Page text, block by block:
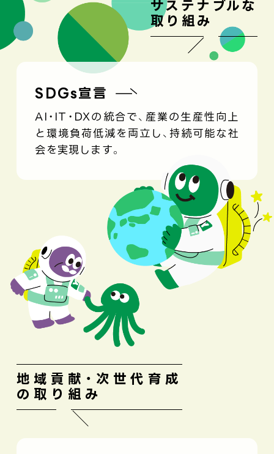
サステナブルな
取り組み
SDGs宣言
AI・IT・DXの統合で、産業の生産性向上
と環境負荷低減を両立し、持続可能な社
会を実現します。
地域貢献・次世代育成
の取り組み